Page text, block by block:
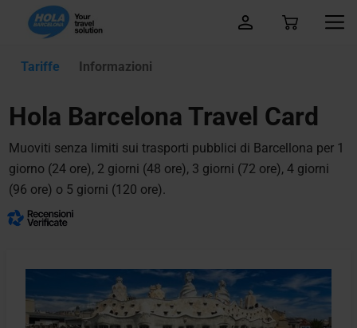
Tariffe Informazioni
Hola Barcelona Travel Card
Muoviti senza limiti sui trasporti pubblici di Barcellona per 1
giorno (24 ore), 2 giorni (48 ore), 3 giorni (72 ore), 4 giorni
(96 ore) o 5 giorni (120 ore).